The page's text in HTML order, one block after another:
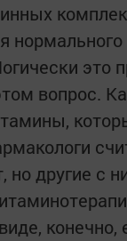
это
вопрос.
но другие с